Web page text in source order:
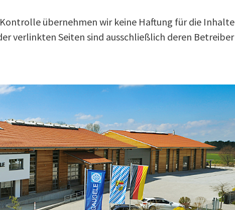
übernehmen wir keine Haftung für die Inhalte
verlinkten Seiten sind ausschließlich deren Betreiber